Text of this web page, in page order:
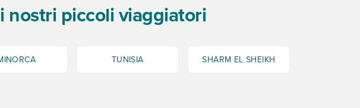
nostri piccoli viaggiatori
TUNISIA SHARM EL SHEIKH